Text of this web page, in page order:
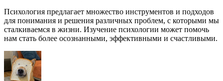
Психология предлагает множество инструментов и подходов
для понимания и решения различных проблем, с которыми мы
сталкиваемся в жизни. Изучение психологии может помочь
нам стать более осознанными, эффективными и счастливыми.